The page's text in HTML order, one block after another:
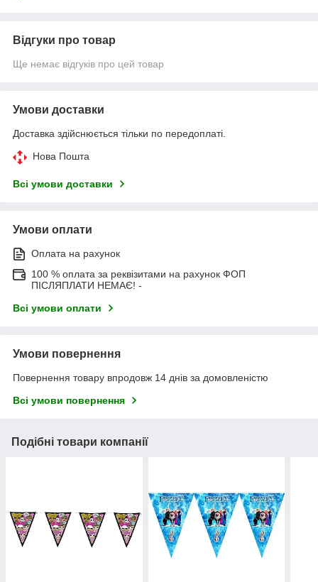
Відгуки про товар
Ще немає відгуків про цей товар
Умови доставки
Доставка здійснюється тільки по передоплаті.
Нова Пошта
Всі умови доставки
Умови оплати
Оплата на рахунок
100 % оплата за реквізитами на рахунок ФОП
ПІСЛЯПЛАТИ НЕМАЄ! -
Всі умови оплати
Умови повернення
Повернення товару впродовж 14 днів за домовленістю
Всі умови повернення
Подібні товари компанії